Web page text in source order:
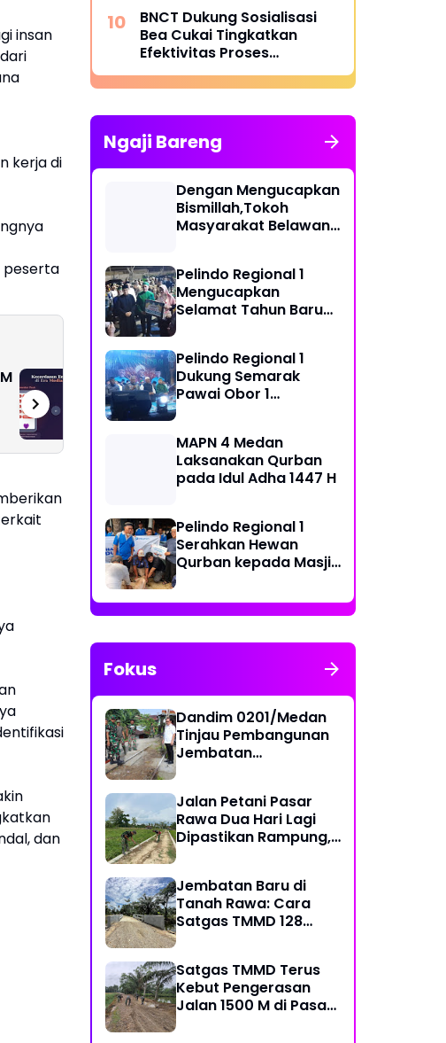
insan
kerja di
peserta
Komentar Toxic di
Media Sosial:
Cerminan Krisis
Emosional di Era
Sumatera Utara
dan
BNCT Dukung Sosialisasi
Bea Cukai Tingkatkan
Efektivitas Proses
Penerbitan SP3KK Empty
Container
Ngaji Bareng
Dengan Mengucapkan
Bismillah,Tokoh
Masyarakat Belawan,
Pelindo Regional 1
Mengucapkan
Selamat Tahun Baru
Pelindo Regional 1
Dukung Semarak
Pawai Obor 1
MAPN 4 Medan
Laksanakan Qurban
pada Idul Adha 1447 H
Pelindo Regional 1
Serahkan Hewan
Qurban kepada Masjid
Fokus
Dandim 0201/Medan
Tinjau Pembangunan
Jembatan
Jalan Petani Pasar
Rawa Dua Hari Lagi
Dipastikan Rampung,
Jembatan Baru di
Tanah Rawa: Cara
Satgas TMMD 128
Satgas TMMD Terus
Kebut Pengerasan
Jalan 1500 M di Pasar